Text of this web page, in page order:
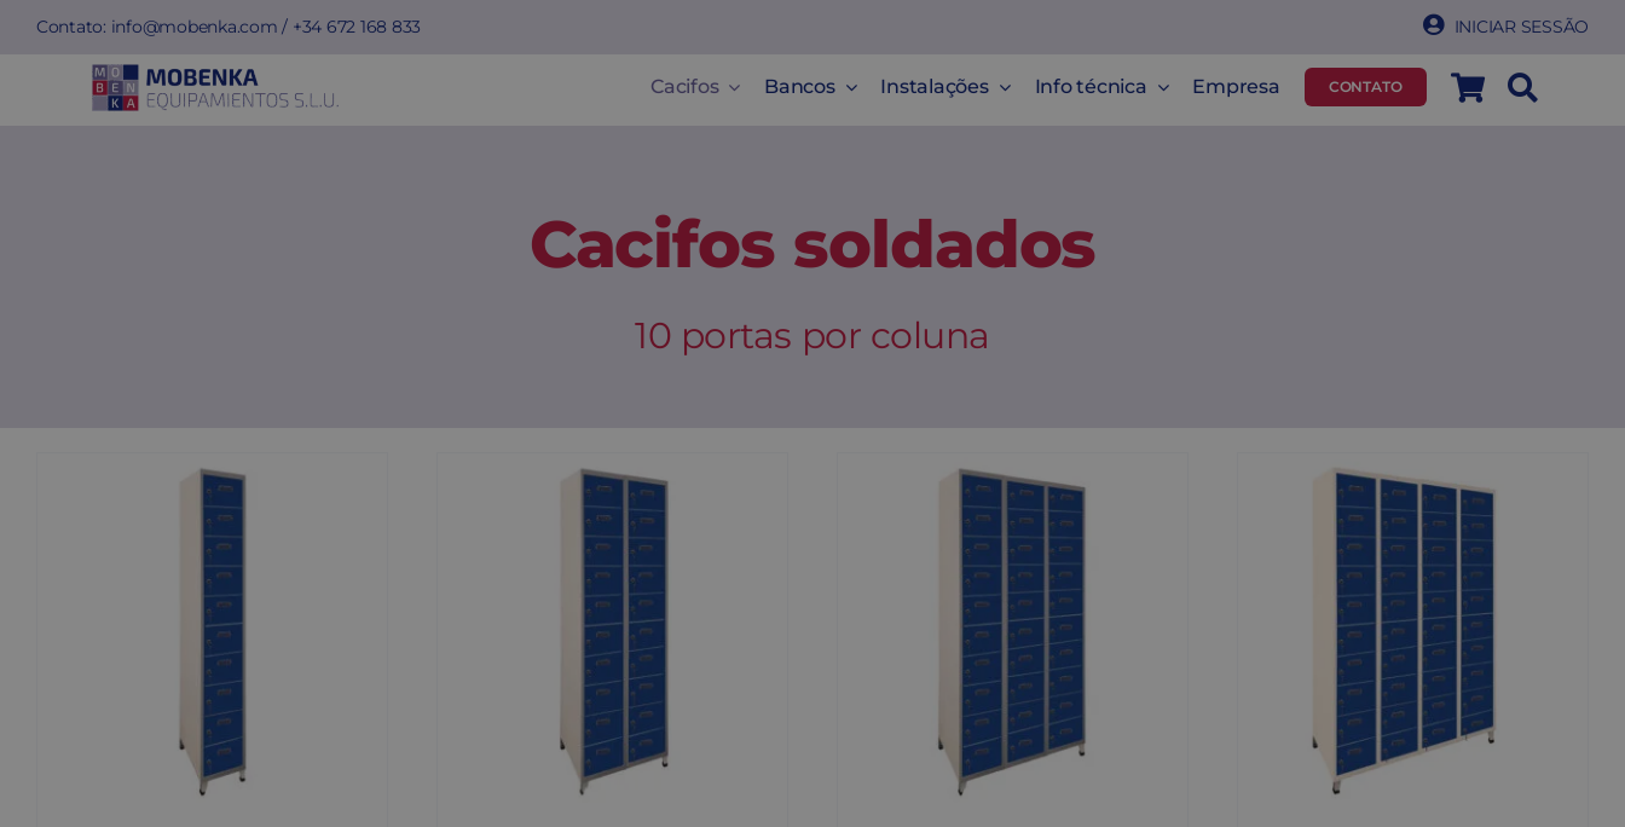
SkipContato: info@mobenka.com / +34 672 168 833 INICIAR SESSÃO
Cacifos Bancos Instalações Info técnica Empresa CONTATO
Cacifos soldados
10 portas por coluna